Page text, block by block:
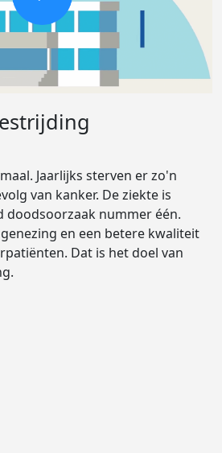
Jaarlijks sterven er zo'n
van kanker. De ziekte is
doodsoorzaak nummer één.
en een betere kwaliteit
Dat is het doel van